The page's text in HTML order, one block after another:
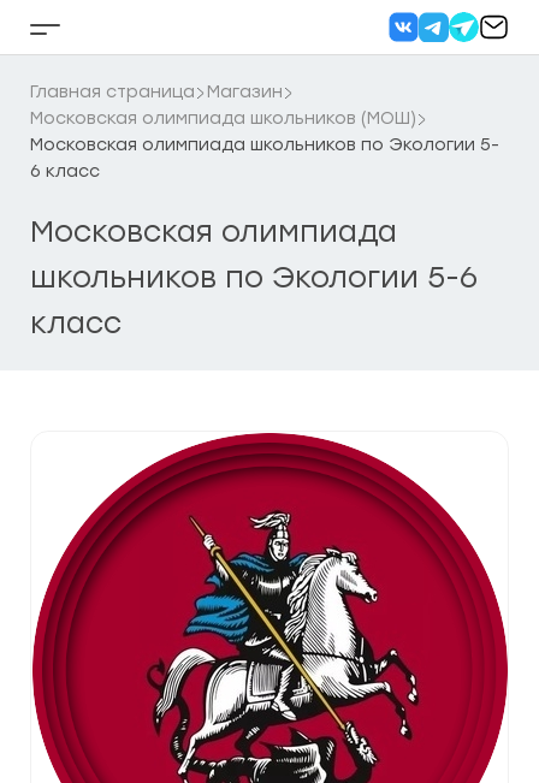
Кнопка
бокового
меню
Главная страница
Магазин
Московская олимпиада школьников (МОШ)
Московская олимпиада школьников по Экологии 5-
6 класс
Московская олимпиада
школьников по Экологии 5-6
класс